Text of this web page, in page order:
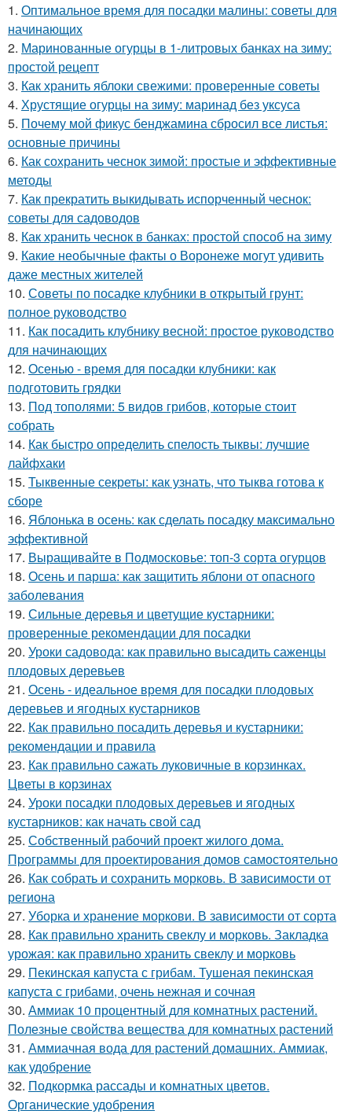
1. Оптимальное время для посадки малины: советы для
начинающих
2. Маринованные огурцы в 1-литровых банках на зиму:
простой рецепт
3. Как хранить яблоки свежими: проверенные советы
4. Хрустящие огурцы на зиму: маринад без уксуса
5. Почему мой фикус бенджамина сбросил все листья:
основные причины
6. Как сохранить чеснок зимой: простые и эффективные
методы
7. Как прекратить выкидывать испорченный чеснок:
советы для садоводов
8. Как хранить чеснок в банках: простой способ на зиму
9. Какие необычные факты о Воронеже могут удивить
даже местных жителей
10. Советы по посадке клубники в открытый грунт:
полное руководство
11. Как посадить клубнику весной: простое руководство
для начинающих
12. Осенью - время для посадки клубники: как
подготовить грядки
13. Под тополями: 5 видов грибов, которые стоит
собрать
14. Как быстро определить спелость тыквы: лучшие
лайфхаки
15. Тыквенные секреты: как узнать, что тыква готова к
сборе
16. Яблонька в осень: как сделать посадку максимально
эффективной
17. Выращивайте в Подмосковье: топ-3 сорта огурцов
18. Осень и парша: как защитить яблони от опасного
заболевания
19. Сильные деревья и цветущие кустарники:
проверенные рекомендации для посадки
20. Уроки садовода: как правильно высадить саженцы
плодовых деревьев
21. Осень - идеальное время для посадки плодовых
деревьев и ягодных кустарников
22. Как правильно посадить деревья и кустарники:
рекомендации и правила
23. Как правильно сажать луковичные в корзинках.
Цветы в корзинах
24. Уроки посадки плодовых деревьев и ягодных
кустарников: как начать свой сад
25. Собственный рабочий проект жилого дома.
Программы для проектирования домов самостоятельно
26. Как собрать и сохранить морковь. В зависимости от
региона
27. Уборка и хранение моркови. В зависимости от сорта
28. Как правильно хранить свеклу и морковь. Закладка
урожая: как правильно хранить свеклу и морковь
29. Пекинская капуста с грибам. Тушеная пекинская
капуста с грибами, очень нежная и сочная
30. Аммиак 10 процентный для комнатных растений.
Полезные свойства вещества для комнатных растений
31. Аммиачная вода для растений домашних. Аммиак,
как удобрение
32. Подкормка рассады и комнатных цветов.
Органические удобрения